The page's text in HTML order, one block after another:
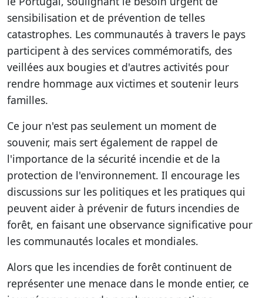
sensibilisation et de prévention de telles
catastrophes. Les communautés à travers le pays
participent à des services commémoratifs, des
veillées aux bougies et d'autres activités pour
rendre hommage aux victimes et soutenir leurs
familles.
Ce jour n'est pas seulement un moment de
souvenir, mais sert également de rappel de
l'importance de la sécurité incendie et de la
protection de l'environnement. Il encourage les
discussions sur les politiques et les pratiques qui
peuvent aider à prévenir de futurs incendies de
forêt, en faisant une observance significative pour
les communautés locales et mondiales.
Alors que les incendies de forêt continuent de
représenter une menace dans le monde entier, ce